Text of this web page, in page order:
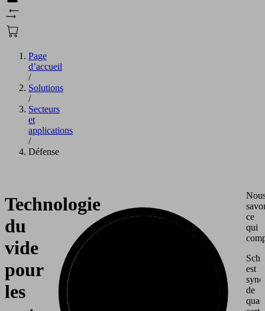
Page
d’accueil
/
Solutions
/
Secteurs
et
applications
/
Défense
Technologie
du
vide
pour
les
ce
qui
est
de